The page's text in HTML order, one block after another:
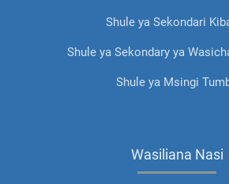
Shule ya Sekondari
Shule ya Sekondary ya
Shule ya Msingi
Wasiliana Nasi